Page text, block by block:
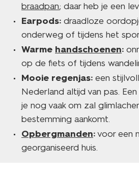
braadpan; daar heb je een
Earpods: draadloze
onderweg of tijdens het
Warme handschoenen:
op de fiets of tijdens
Mooie regenjas: een
Nederland altijd van pas.
je nog vaak om zal
bestemming aankomt.
Opbergmanden:voor een
georganiseerd huis.